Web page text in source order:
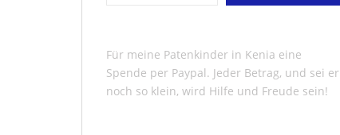
Für meine Patenkinder in Kenia eine
Spende per Paypal. Jeder Betrag, und sei er
noch so klein, wird Hilfe und Freude sein!